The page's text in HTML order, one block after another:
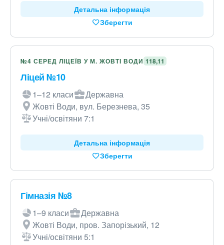
Детальна інформація
Зберегти
№4 СЕРЕД ЛІЦЕЇВ У М. ЖОВТІ ВОДИ 118,11
Ліцей №10
1–12 класи
Державна
Жовті Води, вул. Березнева, 35
Учні/освітяни 7:1
Детальна інформація
Зберегти
Гімназія №8
1–9 класи
Державна
Жовті Води, пров. Запорізький, 12
Учні/освітяни 5:1